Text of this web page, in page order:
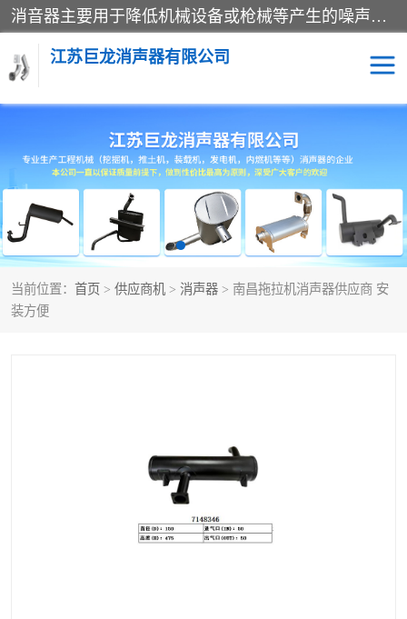
消音器主要用于降低机械设备或枪械等产生的噪声。它通过阻尼或增加排气面积来降低排气速度和功率，从而降低噪声。常见的消音器类型包括阻性消声器、抗性消声器、共振消声器以及阻抗复合式消声器等。这些消音器各有特点，适用于不同频率的噪声消除。
江苏巨龙消声器有限公司
当前位置： 首页 > 供应商机 > 消声器 > 南昌拖拉机消声器供应商 安
装方便
消声器